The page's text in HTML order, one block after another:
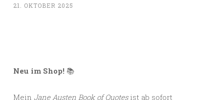
21. OKTOBER 2025
Neu im Shop! 📚
Mein Jane Austen Book of Quotesist ab sofort